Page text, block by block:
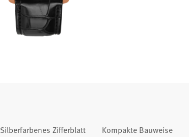
Silberfarbenes Zifferblatt Kompakte Bauweise